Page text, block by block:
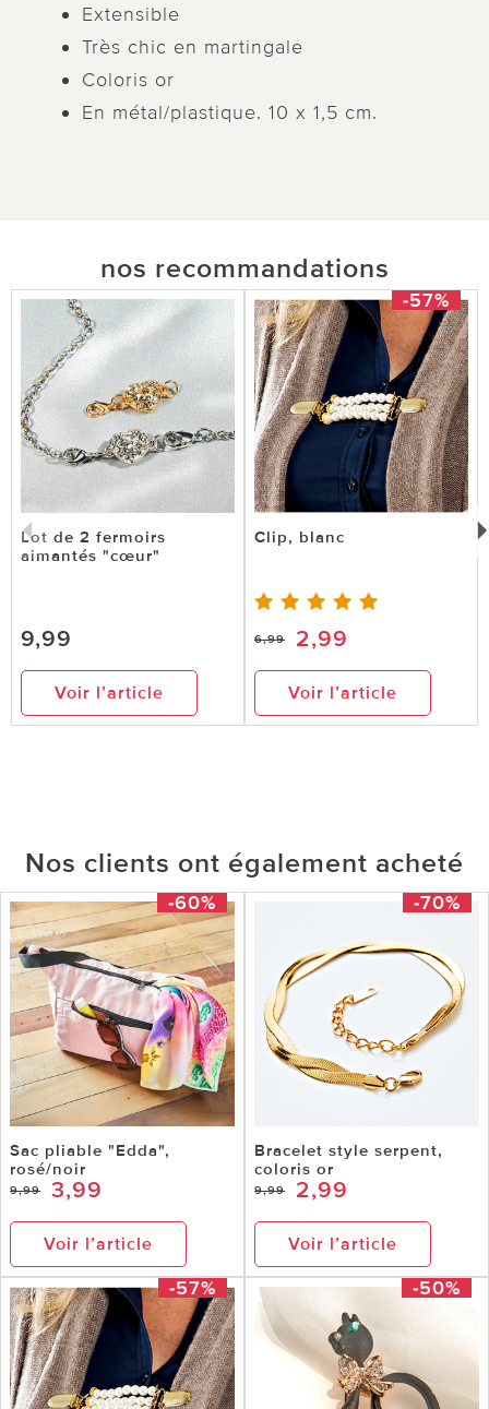
Extensible
Très chic en martingale
Coloris or
En métal/plastique. 10 x 1,5 cm.
nos recommandations
Lot de 2 fermoirs
aimantés "cœur"
9,99
Voir l’article
-57%
Clip, blanc
6,99 2,99
Voir l’article
Nos clients ont également acheté
-60%
Sac pliable "Edda",
rosé/noir
9,99 3,99
Voir l’article
-70%
Bracelet style serpent,
coloris or
9,99 2,99
Voir l’article
-57% -50%